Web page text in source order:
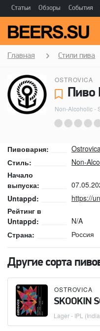
Статьи Обзоры События
Главная Стили пива
OSTROVICA
Non-Alcoholic -
Пивоварня:
Стиль:
Non-
Начало
выпуска:
Untappd:
https://
Рейтинг в
Untappd:
N/A
Страна:
Россия
Другие сорта
OSTROVICA
SKOOKIN
Lager - IPL